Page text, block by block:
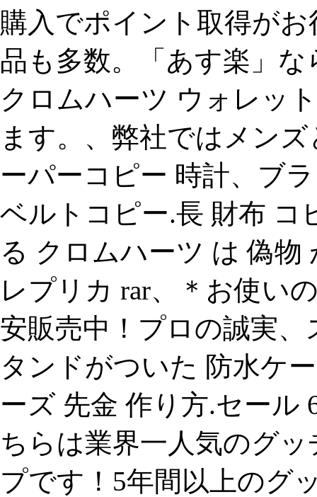
購入でポイント取得が
品も多数。「あす楽」
クロムハーツ ウォレッ
ます。、弊社ではメン
ーパーコピー 時計、ブ
ベルトコピー.長 財布 コ
る クロムハーツ は 偽
レプリカ rar、＊お使い
安販売中！プロの誠実
タンドがついた 防水ケ
ーズ 先金 作り方.セール
ちらは業界一人気のグ
プです！5年間以上のグ